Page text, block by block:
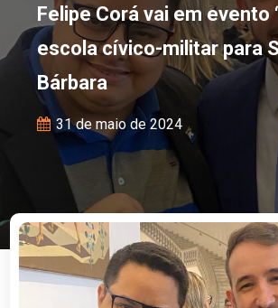
Felipe Corá vai em evento
escola cívico-militar para
Bárbara
31 de maio de 2024